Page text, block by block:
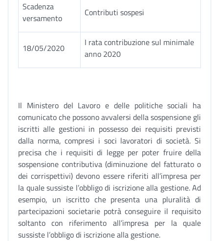
Scadenza
versamento
Contributi sospesi
18/05/2020
I rata contribuzione sul minimale
anno 2020
Il Ministero del Lavoro e delle politiche sociali ha
comunicato che possono avvalersi della sospensione gli
iscritti alle gestioni in possesso dei requisiti previsti
dalla norma, compresi i soci lavoratori di società. Si
precisa che i requisiti di legge per poter fruire della
sospensione contributiva (diminuzione del fatturato o
dei corrispettivi) devono essere riferiti all’impresa per
la quale sussiste l’obbligo di iscrizione alla gestione. Ad
esempio, un iscritto che presenta una pluralità di
partecipazioni societarie potrà conseguire il requisito
soltanto con riferimento all’impresa per la quale
sussiste l’obbligo di iscrizione alla gestione.